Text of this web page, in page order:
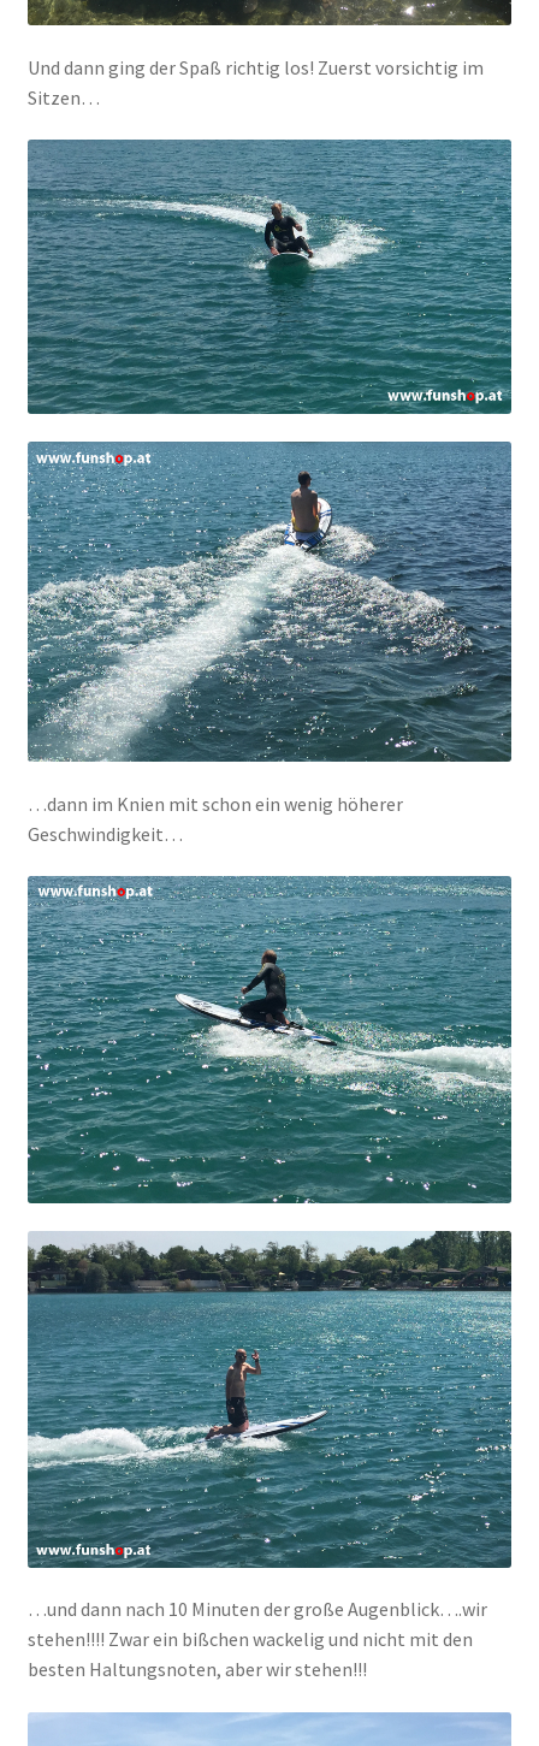
Und dann ging der Spaß richtig los! Zuerst vorsichtig im
Sitzen…
…dann im Knien mit schon ein wenig höherer
Geschwindigkeit…
…und dann nach 10 Minuten der große Augenblick….wir
stehen!!!! Zwar ein bißchen wackelig und nicht mit den
besten Haltungsnoten, aber wir stehen!!!